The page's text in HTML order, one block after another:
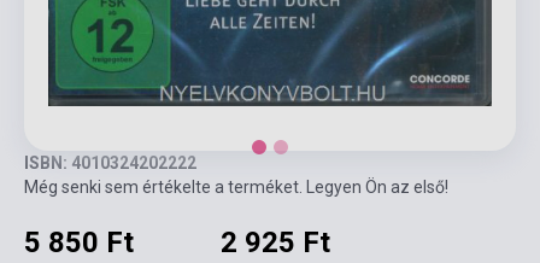
ISBN: 4010324202222
Még senki sem értékelte a terméket. Legyen Ön az első!
5 850 Ft 2 925 Ft